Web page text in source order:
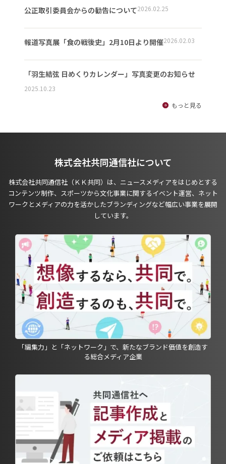
公正取引委員会からの勧告について2026.02.25
報道写真展「食の戦後史」2月10日より開催2026.02.03
「羽生結弦 日めくりカレンダー」写真変更のお知らせ
2025.10.23
もっと見る
株式会社共同通信社について
株式会社共同通信社（ＫＫ共同）は、ニュースメディアをはじめとする
コンテンツ制作、スポーツから文化事業に関するイベント運営、ネット
ワークとメディアの力を活かしたブランディングなど幅広い事業を展開
しています。
「編集力」と「ネットワーク」で、新たなブランド価値を創造す
る総合メディア企業